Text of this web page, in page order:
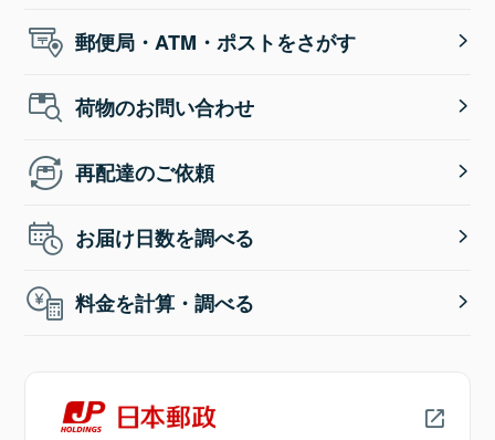
郵便局・ATM・ポストをさがす
荷物のお問い合わせ
再配達のご依頼
お届け日数を調べる
料金を計算・調べる